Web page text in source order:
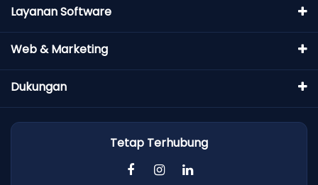
Layanan Software
Web & Marketing
Dukungan
Tetap Terhubung